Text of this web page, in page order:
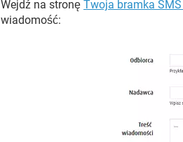
Wejdź na stronę Twoja bramka
wiadomość: